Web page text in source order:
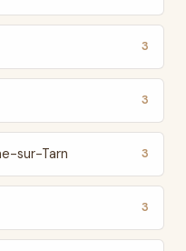
3
3
sur-Tarn 3
3